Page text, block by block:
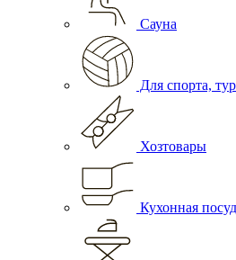
Сауна
Для спорта,
Хозтовары
Кухонная